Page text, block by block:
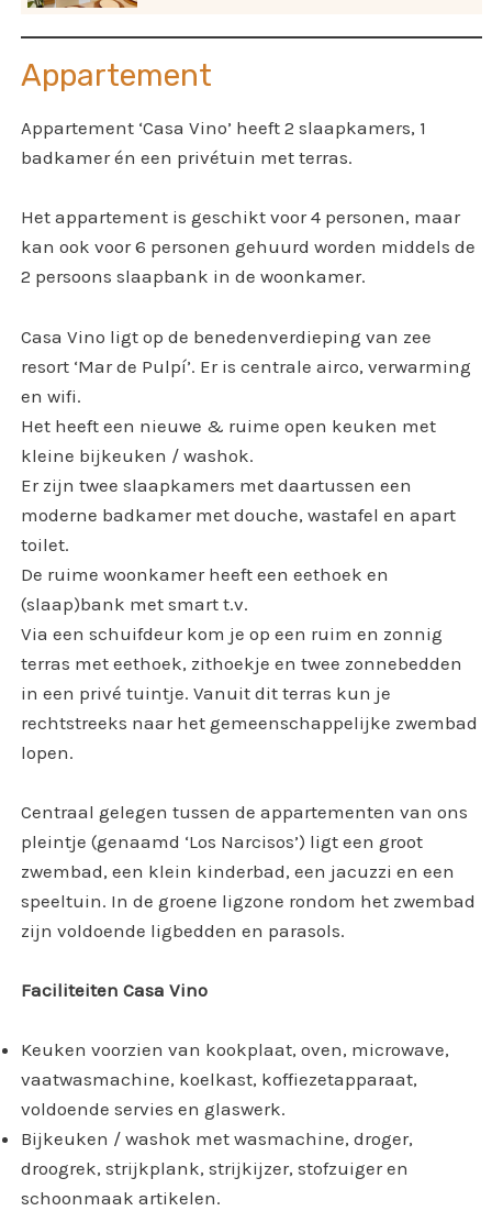
Appartement
Appartement ‘Casa Vino’ heeft 2 slaapkamers, 1
badkamer én een privétuin met terras.
Het appartement is geschikt voor 4 personen, maar
kan ook voor 6 personen gehuurd worden middels de
2 persoons slaapbank in de woonkamer.
Casa Vino ligt op de benedenverdieping van zee
resort ‘Mar de Pulpí’. Er is centrale airco, verwarming
en wifi.
Het heeft een nieuwe & ruime open keuken met
kleine bijkeuken / washok.
Er zijn twee slaapkamers met daartussen een
moderne badkamer met douche, wastafel en apart
toilet.
De ruime woonkamer heeft een eethoek en
(slaap)bank met smart t.v.
Via een schuifdeur kom je op een ruim en zonnig
terras met eethoek, zithoekje en twee zonnebedden
in een privé tuintje. Vanuit dit terras kun je
rechtstreeks naar het gemeenschappelijke zwembad
lopen.
Centraal gelegen tussen de appartementen van ons
pleintje (genaamd ‘Los Narcisos’) ligt een groot
zwembad, een klein kinderbad, een jacuzzi en een
speeltuin. In de groene ligzone rondom het zwembad
zijn voldoende ligbedden en parasols.
Faciliteiten Casa Vino
Keuken voorzien van kookplaat, oven, microwave,
vaatwasmachine, koelkast, koffiezetapparaat,
voldoende servies en glaswerk.
Bijkeuken / washok met wasmachine, droger,
droogrek, strijkplank, strijkijzer, stofzuiger en
schoonmaak artikelen.